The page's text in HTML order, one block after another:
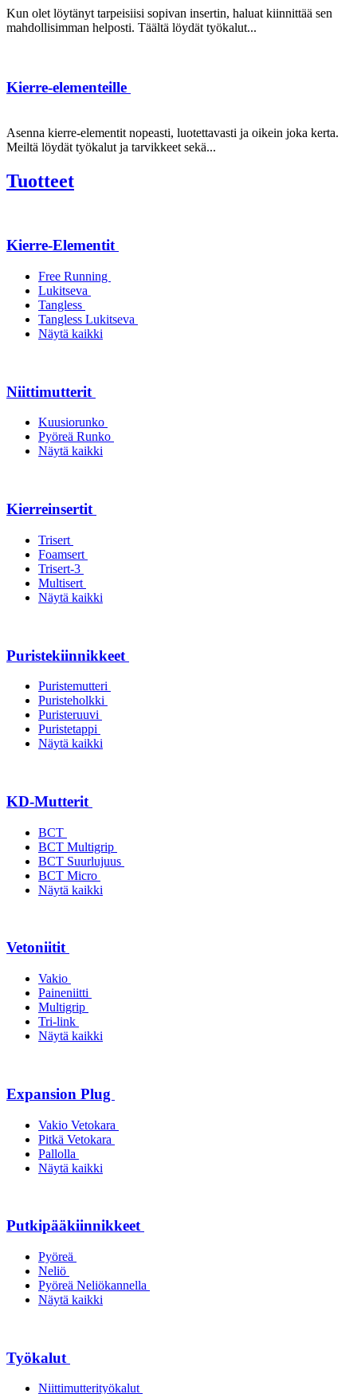
Kun olet löytänyt tarpeisiisi sopivan insertin, haluat kiinnittää sen
mahdollisimman helposti. Täältä löydät työkalut...
Kierre-elementeille
Asenna kierre-elementit nopeasti, luotettavasti ja oikein joka kerta.
Meiltä löydät työkalut ja tarvikkeet sekä...
Tuotteet
Kierre-Elementit
Free Running
Lukitseva
Tangless
Tangless Lukitseva
Näytä kaikki
Niittimutterit
Kuusiorunko
Pyöreä Runko
Näytä kaikki
Kierreinsertit
Trisert
Foamsert
Trisert-3
Multisert
Näytä kaikki
Puristekiinnikkeet
Puristemutteri
Puristeholkki
Puristeruuvi
Puristetappi
Näytä kaikki
KD-Mutterit
BCT
BCT Multigrip
BCT Suurlujuus
BCT Micro
Näytä kaikki
Vetoniitit
Vakio
Paineniitti
Multigrip
Tri-link
Näytä kaikki
Expansion Plug
Vakio Vetokara
Pitkä Vetokara
Pallolla
Näytä kaikki
Putkipääkiinnikkeet
Pyöreä
Neliö
Pyöreä Neliökannella
Näytä kaikki
Työkalut
Niittimutterityökalut